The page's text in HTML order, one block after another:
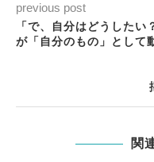
previous post
「で、自分はどうした
が「自分のもの」として
関